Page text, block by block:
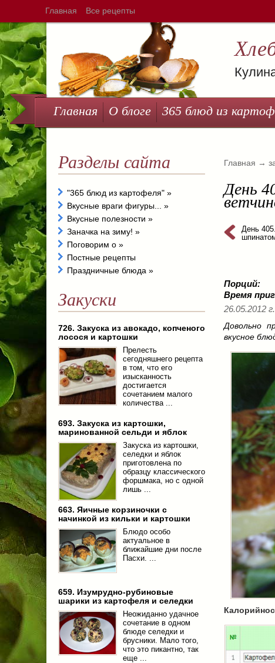
Главная Все рецепты
Главная О блоге 365 блюд из
Главная →
День
День
Порций:
Время
26.05.2012 г.
Довольно
вкусное
Разделы сайта
"365 блюд из картофеля" »
Вкусные враги фигуры... »
Вкусные полезности »
Заначка на зиму! »
Поговорим о »
Постные рецепты
Праздничные блюда »
Закуски
726. Закуска из авокадо, копченого
лосося и картошки
Прелесть
сегодняшнего рецепта
в том, что его
изысканность
достигается
сочетанием малого
количества ...
693. Закуска из картошки,
маринованной сельди и яблок
Закуска из картошки,
селедки и яблок
приготовлена по
образцу классического
форшмака, но с одной
лишь ...
663. Яичные корзиночки с
начинкой из кильки и картошки
Блюдо особо
актуальное в
ближайшие дни после
Пасхи. ...
659. Изумрудно-рубиновые
шарики из картофеля и селедки
Неожиданно удачное
сочетание в одном
блюде селедки и
брусники. Мало того,
что это пикантно, так
еще ...